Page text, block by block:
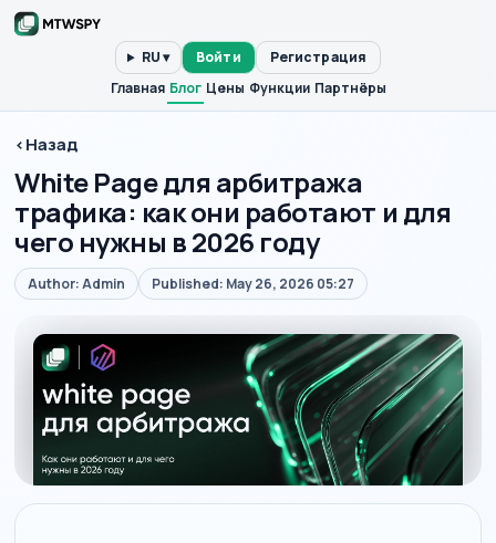
Главная Блог Цены Функции Партнёры
RU ▾ Войти Регистрация
‹Назад
White Page для арбитража
трафика: как они работают и для
чего нужны в 2026 году
Author: Admin Published: May 26, 2026 05:27